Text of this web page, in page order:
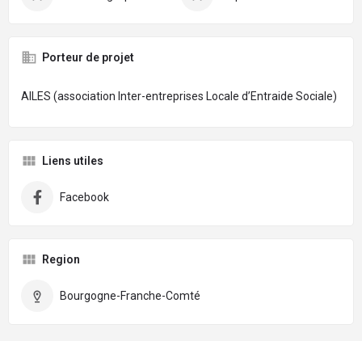
Porteur de projet
AILES (association Inter-entreprises Locale d’Entraide Sociale)
Liens utiles
Facebook
Region
Bourgogne-Franche-Comté